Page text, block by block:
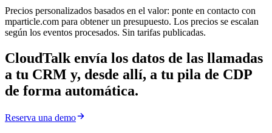
Precios personalizados basados en el valor: ponte en contacto con
mparticle.com para obtener un presupuesto. Los precios se escalan
según los eventos procesados. Sin tarifas publicadas.
CloudTalk envía los datos de las llamadas
a tu CRM y, desde allí, a tu pila de CDP
de forma automática.
Reserva una demo